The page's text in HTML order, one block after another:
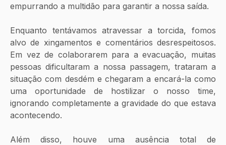
empurrando a multidão para garantir a nossa saída.
Enquanto tentávamos atravessar a torcida, fomos
alvo de xingamentos e comentários desrespeitosos.
Em vez de colaborarem para a evacuação, muitas
pessoas dificultaram a nossa passagem, trataram a
situação com desdém e chegaram a encará-la como
uma oportunidade de hostilizar o nosso time,
ignorando completamente a gravidade do que estava
acontecendo.
Além disso, houve uma ausência total de